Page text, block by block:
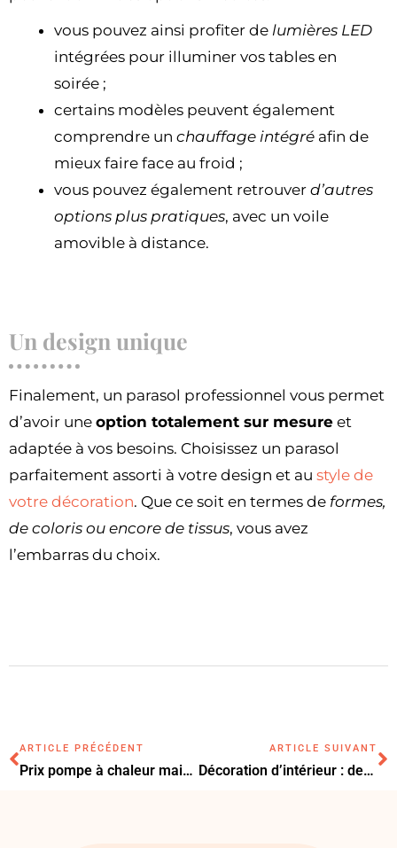
vous pouvez ainsi profiter de lumières LED
intégrées pour illuminer vos tables en
soirée ;
certains modèles peuvent également
comprendre un chauffage intégré afin de
mieux faire face au froid ;
vous pouvez également retrouver d’autres
options plus pratiques, avec un voile
amovible à distance.
Un design unique
Finalement, un parasol professionnel vous permet
d’avoir une option totalement sur mesure et
adaptée à vos besoins. Choisissez un parasol
parfaitement assorti à votre design et au style de
votre décoration. Que ce soit en termes de formes,
de coloris ou encore de tissus, vous avez
l’embarras du choix.
ARTICLE PRÉCÉDENT
Prix pompe à chaleur maison 200 m2 : budget et conseils d’achat.
ARTICLE SUIVANT
Décoration d’intérieur : des astuces pour sublimer son nouveau buffet